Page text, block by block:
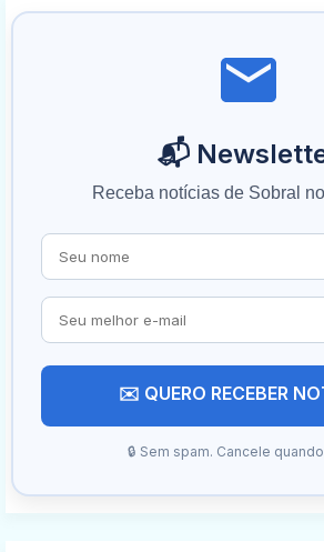
📬
Receba notícias de Sobral
✉️ QUERO RECEBER
🔒 Sem spam. Cancele